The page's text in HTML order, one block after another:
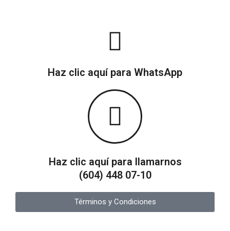
Haz clic aquí para WhatsApp
Haz clic aquí para llamarnos
(604) 448 07-10
Términos y Condiciones